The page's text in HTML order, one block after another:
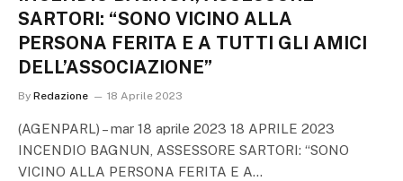
SARTORI: “SONO VICINO ALLA
PERSONA FERITA E A TUTTI GLI AMICI
DELL’ASSOCIAZIONE”
By Redazione 18 Aprile 2023
(AGENPARL) – mar 18 aprile 2023 18 APRILE 2023
INCENDIO BAGNUN, ASSESSORE SARTORI: “SONO
VICINO ALLA PERSONA FERITA E A…